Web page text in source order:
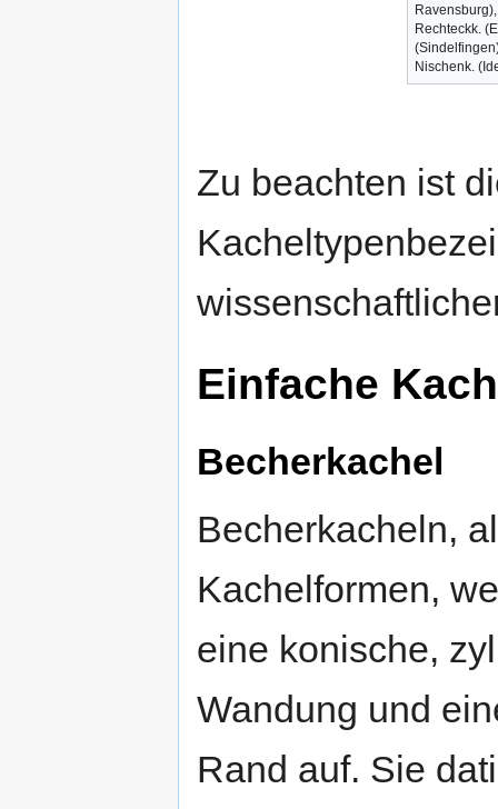
Rechteckk.
Nischenk.
Zu beachten ist
Einfache
Becherkachel
Becherkacheln,
Kachelformen,
eine konische,
Wandung und
Rand auf. Sie